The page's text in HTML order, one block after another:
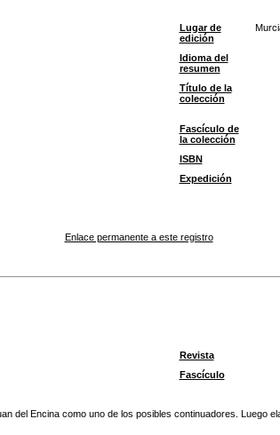
Lugar de
edición
Idioma del
resumen
Título de la
colección
Fascículo de
la colección
ISBN
Expedición
Enlace permanente a este registro
Revista
Fascículo
del Encina como uno de los posibles continuadores. Luego